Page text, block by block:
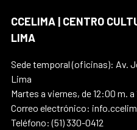
CCELIMA | CENTRO
LIMA
Sede temporal (oficinas): Av.
Lima
Martes a viernes, de 12:00 m. a
Correo electrónico:
Teléfono: (51) 330-0412